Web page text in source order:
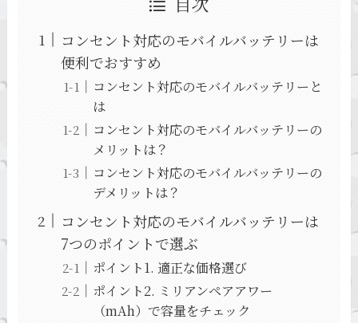
コンセント対応のモバイルバッテリーは
便利でおすすめ
コンセント対応のモバイルバッテリーと
は
コンセント対応のモバイルバッテリーの
メリットは？
コンセント対応のモバイルバッテリーの
デメリットは？
コンセント対応のモバイルバッテリーは
7つのポイントで選ぶ
ポイント1. 適正な価格選び
ポイント2. ミリアンペアアワー
（mAh）で容量をチェック